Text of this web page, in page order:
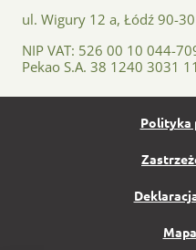
ul. Wigury 12 a, Łódź 90-
NIP VAT: 526 00 10 044-
Pekao S.A. 38 1240 3031
Polityka